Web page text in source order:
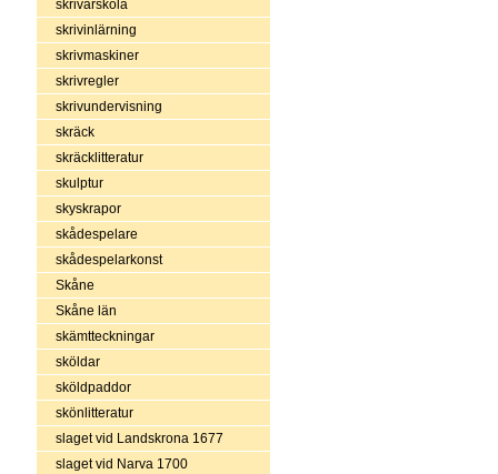
skrivarskola
skrivinlärning
skrivmaskiner
skrivregler
skrivundervisning
skräck
skräcklitteratur
skulptur
skyskrapor
skådespelare
skådespelarkonst
Skåne
Skåne län
skämtteckningar
sköldar
sköldpaddor
skönlitteratur
slaget vid Landskrona 1677
slaget vid Narva 1700